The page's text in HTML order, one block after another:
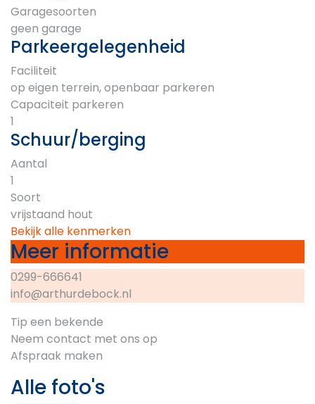
Garagesoorten
geen garage
Parkeergelegenheid
Faciliteit
op eigen terrein, openbaar parkeren
Capaciteit parkeren
1
Schuur/berging
Aantal
1
Soort
vrijstaand hout
Bekijk alle kenmerken
Meer informatie
0299-666641
info@arthurdebock.nl
Tip een bekende
Neem contact met ons op
Afspraak maken
Alle foto's